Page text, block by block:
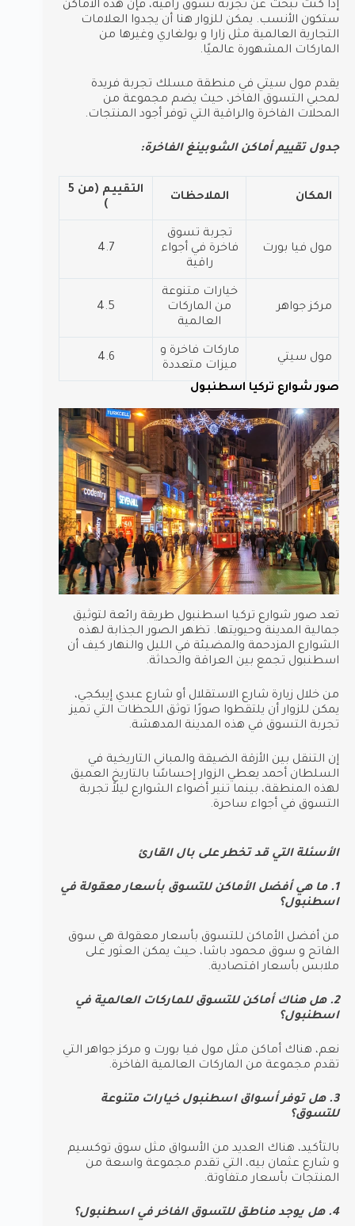
إذا كنت تبحث عن تجربة تسوق راقية، فإن هذه الأماكن
ستكون الأنسب. يمكن للزوار هنا أن يجدوا العلامات
التجارية العالمية مثل زارا و بولغاري وغيرها من
الماركات المشهورة عالميًا.
يقدم مول سيتي في منطقة مسلك تجربة فريدة
لمحبي التسوق الفاخر، حيث يضم مجموعة من
المحلات الفاخرة والراقية التي توفر أجود المنتجات.
جدول تقييم أماكن الشوبينغ الفاخرة:
المكان الملاحظات
التقييم (من 5
)
مول فيا بورت
تجربة تسوق
فاخرة في أجواء
راقية
4.7
مركز جواهر
خيارات متنوعة
من الماركات
العالمية
4.5
مول سيتي
ماركات فاخرة و
ميزات متعددة
4.6
صور شوارع تركيا اسطنبول
تعد صور شوارع تركيا اسطنبول طريقة رائعة لتوثيق
جمالية المدينة وحيويتها. تظهر الصور الجذابة لهذه
الشوارع المزدحمة والمضيئة في الليل والنهار كيف أن
اسطنبول تجمع بين العراقة والحداثة.
من خلال زيارة شارع الاستقلال أو شارع عبدي إيبكجي،
يمكن للزوار أن يلتقطوا صورًا توثق اللحظات التي تميز
تجربة التسوق في هذه المدينة المدهشة.
إن التنقل بين الأزقة الضيقة والمباني التاريخية في
السلطان أحمد يعطي الزوار إحساسًا بالتاريخ العميق
لهذه المنطقة، بينما تنير أضواء الشوارع ليلاً تجربة
التسوق في أجواء ساحرة.
الأسئلة التي قد تخطر على بال القارئ
1. ما هي أفضل الأماكن للتسوق بأسعار معقولة في
اسطنبول؟
من أفضل الأماكن للتسوق بأسعار معقولة هي سوق
الفاتح و سوق محمود باشا، حيث يمكن العثور على
ملابس بأسعار اقتصادية.
2. هل هناك أماكن للتسوق للماركات العالمية في
اسطنبول؟
نعم، هناك أماكن مثل مول فيا بورت و مركز جواهر التي
تقدم مجموعة من الماركات العالمية الفاخرة.
3. هل توفر أسواق اسطنبول خيارات متنوعة
للتسوق؟
بالتأكيد، هناك العديد من الأسواق مثل سوق توكسيم
و شارع عثمان بيه، التي تقدم مجموعة واسعة من
المنتجات بأسعار متفاوتة.
4. هل يوجد مناطق للتسوق الفاخر في اسطنبول؟